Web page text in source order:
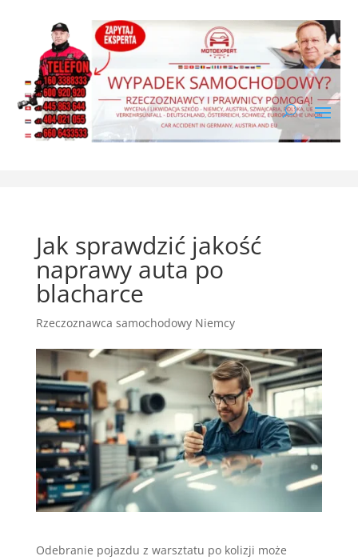
Jak sprawdzić jakość
naprawy auta po
blacharce
Rzeczoznawca samochodowy Niemcy
Odebranie pojazdu z warsztatu po kolizji może